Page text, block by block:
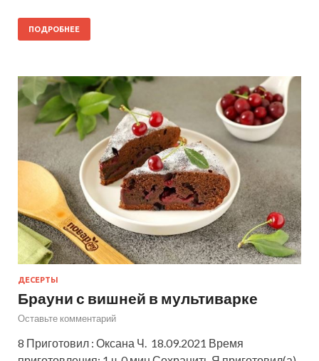
ПОДРОБНЕЕ
ДЕСЕРТЫ
Брауни с вишней в мультиварке
Оставьте комментарий
8 Приготовил : Оксана Ч. 18.09.2021 Время